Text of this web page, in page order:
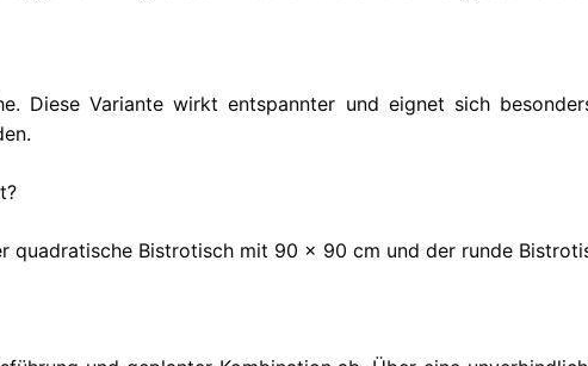
Diese Variante wirkt entspannter und eignet sich
quadratische Bistrotisch mit 90 x 90 cm und der runde